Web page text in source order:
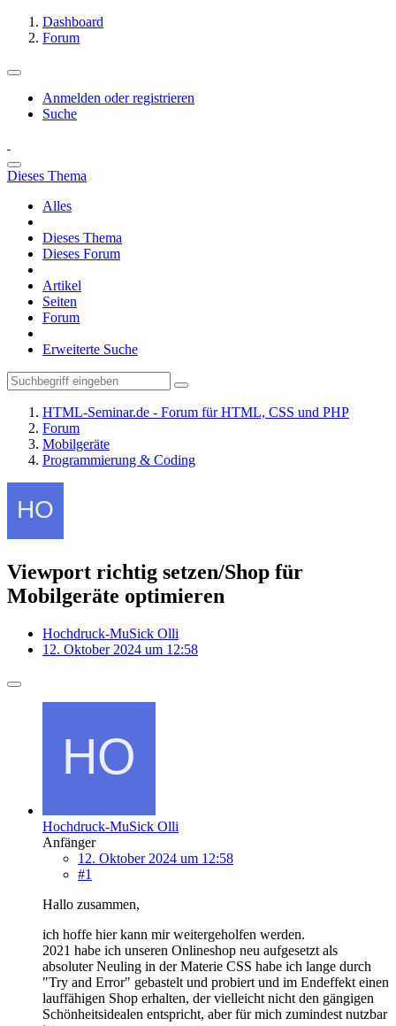
Dashboard
Forum
Anmelden oder registrieren
Suche
Dieses Thema
Alles
Dieses Thema
Dieses Forum
Artikel
Seiten
Forum
Erweiterte Suche
HTML-Seminar.de - Forum für HTML, CSS und PHP
Forum
Mobilgeräte
Programmierung & Coding
Viewport richtig setzen/Shop für
Mobilgeräte optimieren
Hochdruck-MuSick Olli
12. Oktober 2024 um 12:58
Hochdruck-MuSick Olli
Anfänger
12. Oktober 2024 um 12:58
#1
Hallo zusammen,
ich hoffe hier kann mir weitergeholfen werden.
2021 habe ich unseren Onlineshop neu aufgesetzt als
absoluter Neuling in der Materie CSS habe ich lange durch
"Try and Error" gebastelt und probiert und im Endeffekt einen
lauffähigen Shop erhalten, der vielleicht nicht den gängigen
Schönheitsidealen entspricht, aber für mich zumindest nutzbar